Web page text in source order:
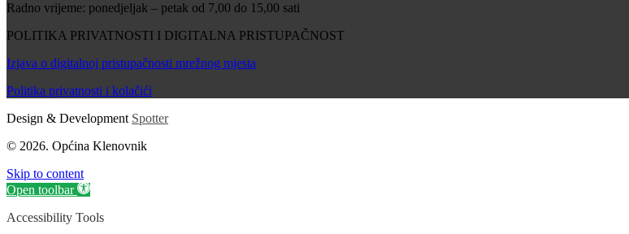
Radno vrijeme: ponedjeljak – petak od 7,00 do 15,00 sati
POLITIKA PRIVATNOSTI I DIGITALNA PRISTUPAČNOST
Izjava o digitalnoj pristupačnosti mrežnog mjesta
Politika privatnosti i kolačići
Design & Development Spotter
© 2026. Općina Klenovnik
Skip to content
Open toolbar
Accessibility Tools